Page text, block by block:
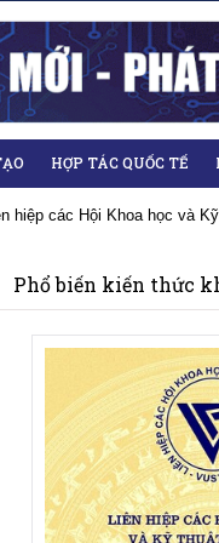
HỢP TÁC QUỐC TẾ
hiệp các Hội Khoa học và
Phổ biến kiến thức